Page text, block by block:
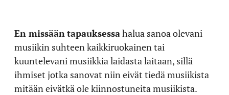
En missään tapauksessahalua sanoa olevani
musiikin suhteen kaikkiruokainen tai
kuuntelevani musiikkia laidasta laitaan, sillä
ihmiset jotka sanovat niin eivät tiedä musiikista
mitään eivätkä ole kiinnostuneita musiikista.